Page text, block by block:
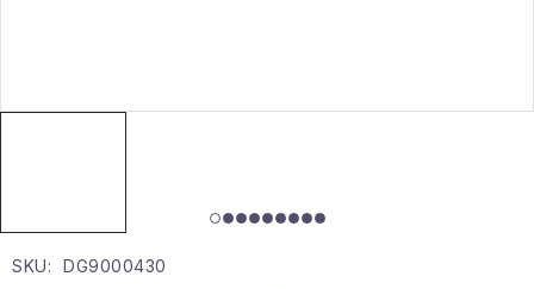
Karácsonyi esemény
SKU: DG9000430